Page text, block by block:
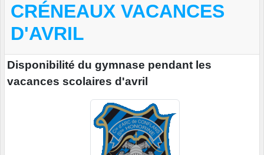
CRÉNEAUX VACANCES
D'AVRIL
Disponibilité du gymnase pendant les
vacances scolaires d'avril